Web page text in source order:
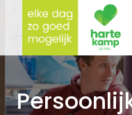
Overslaan
contentHomepagina